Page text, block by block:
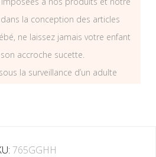
la conception des articles
ne laissez jamais votre enfant
accroche sucette.
la surveillance d’un adulte
765GGHH